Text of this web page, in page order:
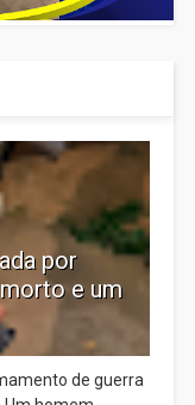
por
e um
de guerra